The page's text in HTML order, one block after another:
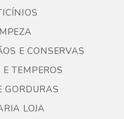
E CONSERVAS
TEMPEROS
GORDURAS
LOJA